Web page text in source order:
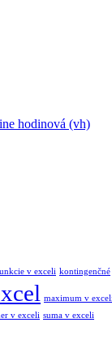
hodinová (vh)
v exceli kontingenčné
maximum v
v exceli suma v exceli